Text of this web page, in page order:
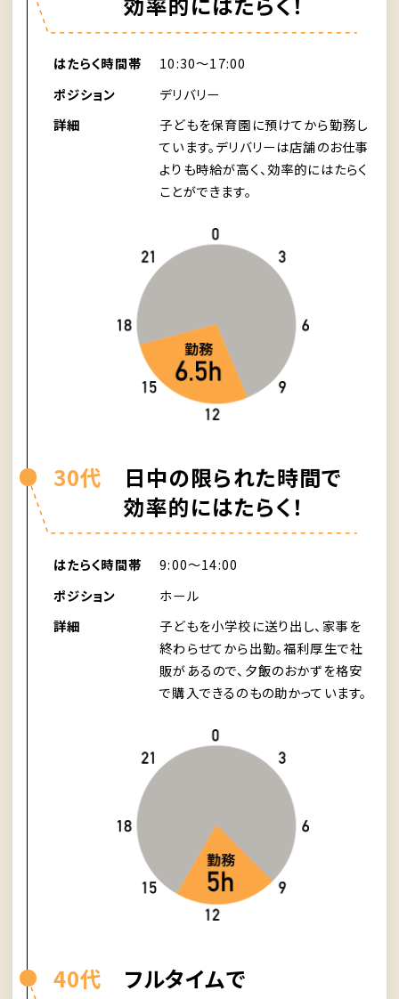
はたらく時間帯
10:30〜17:00
ポジション
デリバリー
詳細
子どもを保育園に預けてから勤務し
ています。デリバリーは店舗のお仕事
よりも時給が高く、効率的にはたらく
ことができます。
30代
日中の限られた時間で
効率的にはたらく！
はたらく時間帯
9:00〜14:00
ポジション
ホール
詳細
子どもを小学校に送り出し、家事を
終わらせてから出勤。福利厚生で社
販があるので、夕飯のおかずを格安
で購入できるのもの助かっています。
40代
フルタイムで